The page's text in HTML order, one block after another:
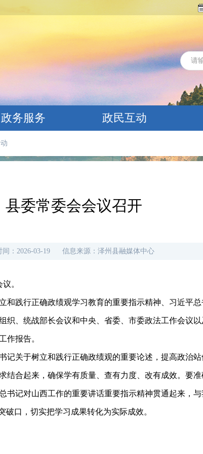
政务服务 政民互动
县委常委会会议召开
： 2026-03-19 信息来源： 泽州县融媒体中心
。
和践行正确政绩观学习教育的重要指示精神、习近平
织、统战部长会议和中央、省委、市委政法工作会议
作报告。
记关于树立和践行正确政绩观的重要论述，提高政治
合起来，确保学有质量、查有力度、改有成效。要准
记对山西工作的重要讲话重要指示精神贯通起来，与
口，切实把学习成果转化为实际成效。